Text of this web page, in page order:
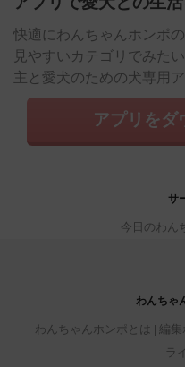
快適にわんちゃんホンポ
見やすいカテゴリでみた
主と愛犬のための犬専用ア
アプリをダ
サ
今日のわん
わんちゃ
わんちゃんホンポとは 編集
ラ